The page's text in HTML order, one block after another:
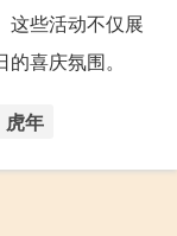
这些活动不仅展
喜庆氛围。
虎年